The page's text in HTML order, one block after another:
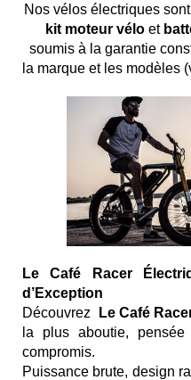
Nos vélos électriques sont
kit moteur vélo et
soumis à la garantie
la marque et les modèles
Le Café Racer
d’Exception
Découvrez
Le Café
la plus aboutie,
compromis.
Puissance brute, design